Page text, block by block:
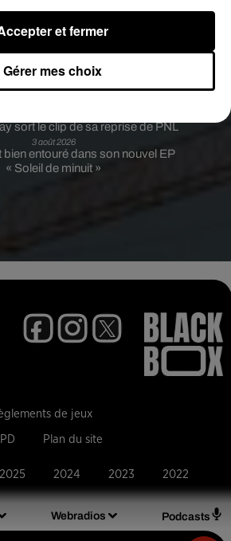
Webradios Podcasts
5 août 2026
4 août 2026
sort le clip de sa reprise de PNL
3 août 2026
bien entouré dans son nouvel EP
« Soleil de minuit »
de jeux
Plan du site
2025 2024 2023 2022
Gérer mes choix
et fermer